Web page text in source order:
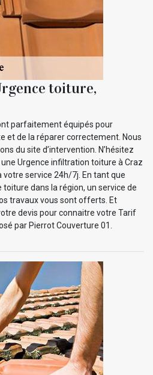
toiture,
parfaitement équipés pour
et de la réparer correctement. Nous
du site d’intervention. N’hésitez
Urgence infiltration toiture à Craz
votre service 24h/7j. En tant que
dans la région, un service de
travaux vous sont offerts. Et
devis pour connaitre votre Tarif
par Pierrot Couverture 01.